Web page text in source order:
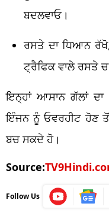
ਬਦਲਵਾਓ।
ਰਸਤੇ ਦਾ ਧਿਆਨ
ਟ੍ਰੈਫਿਕ ਵਾਲੇ ਰਸਤੇ
ਇਨ੍ਹਾਂ ਆਸਾਨ ਗੱਲਾਂ
ਇੰਜਨ ਨੂੰ ਓਵਰਹੀਟ ਹੋਣ ਤੋਂ
ਬਚ ਸਕਦੇ ਹੋ।
Source:
Follow Us